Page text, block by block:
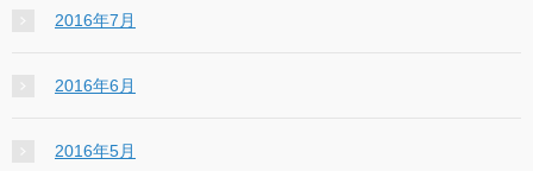
2016年7月
2016年6月
2016年5月